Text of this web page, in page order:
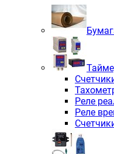
Реле
Реле